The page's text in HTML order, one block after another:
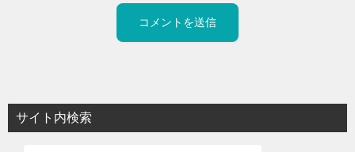
サイト内検索